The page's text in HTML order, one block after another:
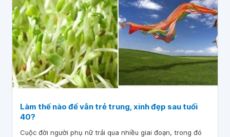
Làm thế nào để vẫn trẻ trung, xinh đẹp sau tuổi
40?
Cuộc đời người phụ nữ trải qua nhiều giai đoạn, trong đó